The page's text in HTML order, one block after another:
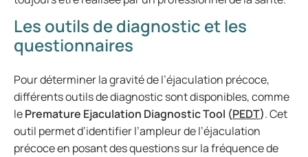
Les outils de diagnostic et les
questionnaires
Pour déterminer la gravité de l’éjaculation précoce,
différents outils de diagnostic sont disponibles, comme
lePremature Ejaculation Diagnostic Tool (PEDT). Cet
outil permet d’identifier l’ampleur de l’éjaculation
précoce en posant des questions sur la fréquence de